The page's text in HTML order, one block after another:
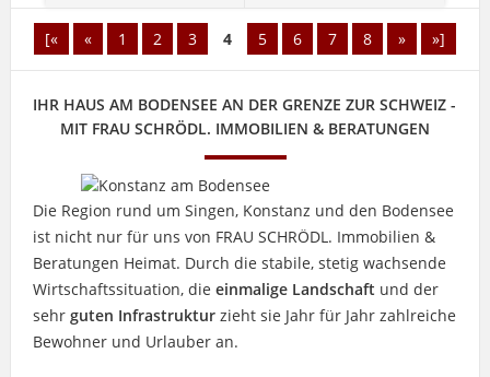
[« « 1 2 3 4 5 6 7 8 » »]
IHR HAUS AM BODENSEE AN DER GRENZE ZUR SCHWEIZ -
MIT FRAU SCHRÖDL. IMMOBILIEN & BERATUNGEN
Die Region rund um Singen, Konstanz und den Bodensee
ist nicht nur für uns von FRAU SCHRÖDL. Immobilien &
Beratungen Heimat. Durch die stabile, stetig wachsende
Wirtschaftssituation, die einmalige Landschaft und der
sehr guten Infrastrukturzieht sie Jahr für Jahr zahlreiche
Bewohner und Urlauber an.